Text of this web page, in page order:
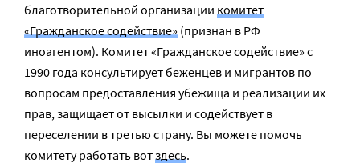
благотворительной организации комитет
«Гражданское содействие» (признан в РФ
иноагентом). Комитет «Гражданское содействие» с
1990 года консультирует беженцев и мигрантов по
вопросам предоставления убежища и реализации их
прав, защищает от высылки и содействует в
переселении в третью страну. Вы можете помочь
комитету работать вотздесь.